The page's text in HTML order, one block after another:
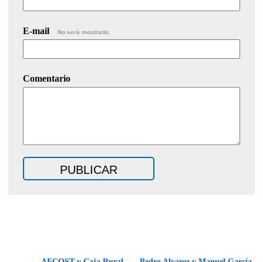
E-mail No será mostrado.
Comentario